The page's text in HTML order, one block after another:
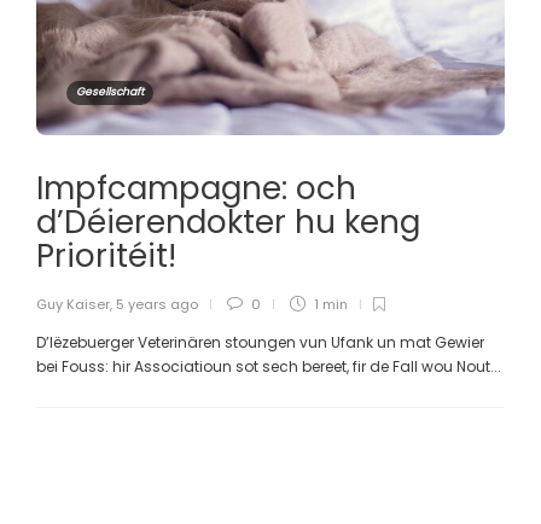
Gesellschaft
Impfcampagne: och
d’Déierendokter hu keng
Prioritéit!
Guy Kaiser, 5 years ago 0 1 min
D’lëzebuerger Veterinären stoungen vun Ufank un mat Gewier
bei Fouss: hir Associatioun sot sech bereet, fir de Fall wou Nout...